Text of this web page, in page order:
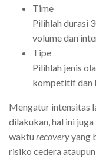
Time
Pilihlah durasi
volume dan
Tipe
Pilihlah jenis
kompetitif dan
Mengatur intensitas
dilakukan, hal ini
waktu recoveryyang
risiko cedera